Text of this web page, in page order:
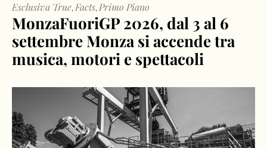
MonzaFuoriGP 2026, dal 3 al 6
settembre Monza si accende tra
musica, motori e spettacoli
Esclusiva True,Facts,Primo Piano